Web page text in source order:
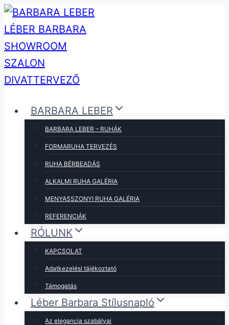
Skip
to
content
BARBARA LEBER
BARBARA LEBER – RUHÁK
FORMARUHA TERVEZÉS
RUHA BÉRBEADÁS
ALKALMI RUHA GALÉRIA
MENYASSZONYI RUHA GALÉRIA
REFERENCIÁK
RÓLUNK
KAPCSOLAT
Adatkezelési tájékoztató
Támogatás
Léber Barbara Stílusnapló
Az elegancia szabályai